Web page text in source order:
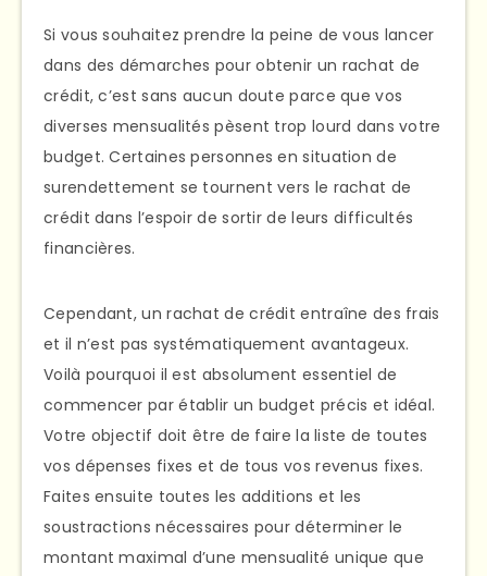
Si vous souhaitez prendre la peine de vous lancer
dans des démarches pour obtenir un rachat de
crédit, c’est sans aucun doute parce que vos
diverses mensualités pèsent trop lourd dans votre
budget. Certaines personnes en situation de
surendettement se tournent vers le rachat de
crédit dans l’espoir de sortir de leurs difficultés
financières.
Cependant, un rachat de crédit entraîne des frais
et il n’est pas systématiquement avantageux.
Voilà pourquoi il est absolument essentiel de
commencer par établir un budget précis et idéal.
Votre objectif doit être de faire la liste de toutes
vos dépenses fixes et de tous vos revenus fixes.
Faites ensuite toutes les additions et les
soustractions nécessaires pour déterminer le
montant maximal d’une mensualité unique que